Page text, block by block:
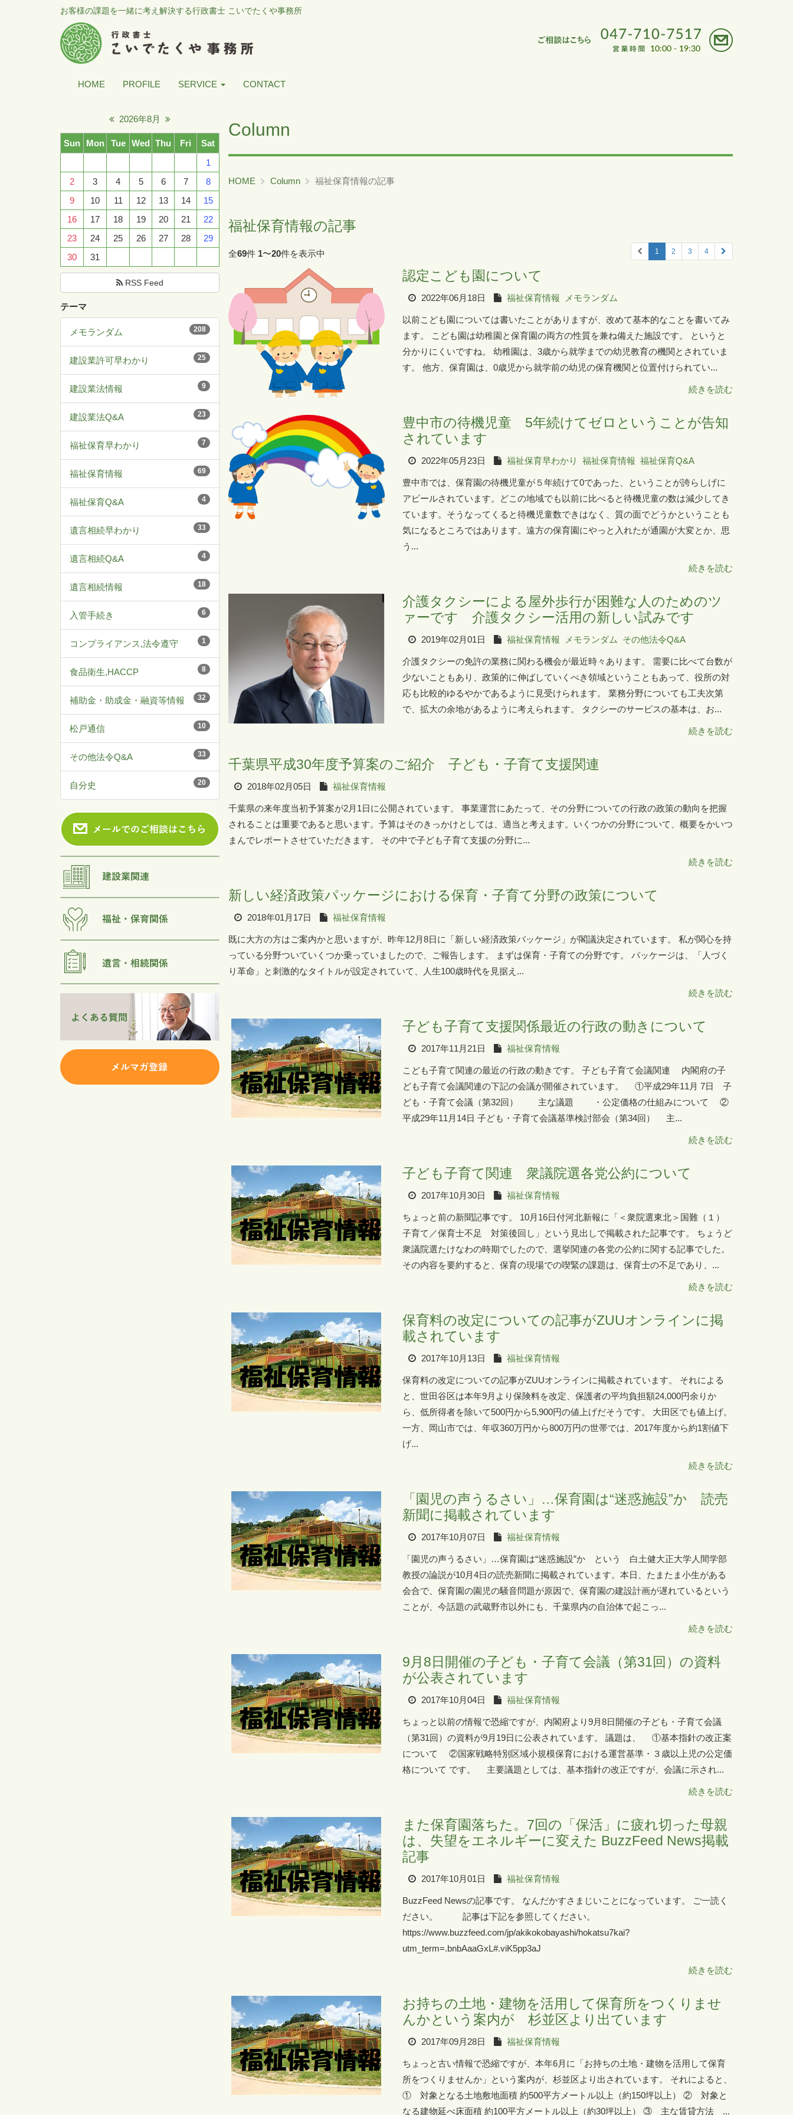
お客様の課題を一緒に考え解決する行政書士 こいでたくや事務所
HOME PROFILE SERVICE CONTACT
2026年8月
Sun Mon Tue Wed Thu Fri
Sat
1
2
3 4 5 6 7
8
9
10 11 12 13 14
15
16
17 18 19 20 21
22
23
24 25 26 27 28
29
30
31
RSS Feed
テーマ
208
メモランダム
25
建設業許可早わかり
9
建設業法情報
23
建設業法Q&A
7
福祉保育早わかり
69
福祉保育情報
4
福祉保育Q&A
33
遺言相続早わかり
4
遺言相続Q&A
18
遺言相続情報
6
入管手続き
1
コンプライアンス,法令遵守
8
食品衛生,HACCP
32
補助金・助成金・融資等情報
10
松戸通信
33
その他法令Q&A
20
自分史
Column
HOME Column 福祉保育情報の記事
福祉保育情報の記事
全69件 1〜20件を表示中 1 2 3 4
認定こども園について
2022年06月18日 福祉保育情報 メモランダム
以前こども園については書いたことがありますが、改めて基本的なことを書いてみ
ます。 こども園は幼稚園と保育園の両方の性質を兼ね備えた施設です。 というと
分かりにくいですね。 幼稚園は、3歳から就学までの幼児教育の機関とされていま
す。 他方、保育園は、0歳児から就学前の幼児の保育機関と位置付けられてい...
続きを読む
豊中市の待機児童 5年続けてゼロということが告知
されています
2022年05月23日 福祉保育早わかり 福祉保育情報 福祉保育Q&A
豊中市では、保育園の待機児童が５年続けて0であった、ということが誇らしげに
アピールされています。どこの地域でも以前に比べると待機児童の数は減少してき
ています。そうなってくると待機児童数できはなく、質の面でどうかということも
気になるところではあります。遠方の保育園にやっと入れたが通園が大変とか、思
う...
続きを読む
介護タクシーによる屋外歩行が困難な人のためのツ
ァーです 介護タクシー活用の新しい試みです
2019年02月01日 福祉保育情報 メモランダム その他法令Q&A
介護タクシーの免許の業務に関わる機会が最近時々あります。 需要に比べて台数が
少ないこともあり、政策的に伸ばしていくべき領域ということもあって、役所の対
応も比較的ゆるやかであるように見受けられます。 業務分野についても工夫次第
で、拡大の余地があるように考えられます。 タクシーのサービスの基本は、お...
続きを読む
千葉県平成30年度予算案のご紹介 子ども・子育て支援関連
2018年02月05日 福祉保育情報
千葉県の来年度当初予算案が2月1日に公開されています。 事業運営にあたって、その分野についての行政の政策の動向を把握
されることは重要であると思います。予算はそのきっかけとしては、適当と考えます。いくつかの分野について、概要をかいつ
まんでレポートさせていただきます。 その中で子ども子育て支援の分野に...
続きを読む
新しい経済政策パッケージにおける保育・子育て分野の政策について
2018年01月17日 福祉保育情報
既に大方の方はご案内かと思いますが、昨年12月8日に「新しい経済政策パッケージ」が閣議決定されています。 私が関心を持
っている分野ついていくつか乗っていましたので、ご報告します。 まずは保育・子育ての分野です。 パッケージは、「人づく
り革命」と刺激的なタイトルが設定されていて、人生100歳時代を見据え...
続きを読む
子ども子育て支援関係最近の行政の動きについて
2017年11月21日 福祉保育情報
こども子育て関連の最近の行政の動きです。 子ども子育て会議関連 内閣府の子
ども子育て会議関連の下記の会議が開催されています。 ①平成29年11月 7日 子
ども・子育て会議（第32回） 主な議題 ・公定価格の仕組みについて ②
平成29年11月14日 子ども・子育て会議基準検討部会（第34回） 主...
続きを読む
子ども子育て関連 衆議院選各党公約について
2017年10月30日 福祉保育情報
ちょっと前の新聞記事です。 10月16日付河北新報に「＜衆院選東北＞国難（１）
子育て／保育士不足 対策後回し」という見出しで掲載された記事です。 ちょうど
衆議院選たけなわの時期でしたので、選挙関連の各党の公約に関する記事でした。
その内容を要約すると、保育の現場での喫緊の課題は、保育士の不足であり、...
続きを読む
保育料の改定についての記事がZUUオンラインに掲
載されています
2017年10月13日 福祉保育情報
保育料の改定についての記事がZUUオンラインに掲載されています。 それによる
と、世田谷区は本年9月より保険料を改定、保護者の平均負担額24,000円余りか
ら、低所得者を除いて500円から5,900円の値上げだそうです。 大田区でも値上げ。
一方、岡山市では、年収360万円から800万円の世帯では、2017年度から約1割値下
げ...
続きを読む
「園児の声うるさい」…保育園は“迷惑施設”か 読売
新聞に掲載されています
2017年10月07日 福祉保育情報
「園児の声うるさい」…保育園は“迷惑施設”か という 白土健大正大学人間学部
教授の論説が10月4日の読売新聞に掲載されています。本日、たまたま小生がある
会合で、保育園の園児の騒音問題が原因で、保育園の建設計画が遅れているという
ことが、今話題の武蔵野市以外にも、千葉県内の自治体で起こっ...
続きを読む
9月8日開催の子ども・子育て会議（第31回）の資料
が公表されています
2017年10月04日 福祉保育情報
ちょっと以前の情報で恐縮ですが、内閣府より9月8日開催の子ども・子育て会議
（第31回）の資料が9月19日に公表されています。 議題は、 ①基本指針の改正案
について ②国家戦略特別区域小規模保育における運営基準・３歳以上児の公定価
格について です。 主要議題としては、基本指針の改正ですが、会議に示され...
続きを読む
また保育園落ちた。7回の「保活」に疲れ切った母親
は、失望をエネルギーに変えた BuzzFeed News掲載
記事
2017年10月01日 福祉保育情報
BuzzFeed Newsの記事です。 なんだかすさまじいことになっています。 ご一読く
ださい。 記事は下記を参照してください。
https://www.buzzfeed.com/jp/akikokobayashi/hokatsu7kai?
utm_term=.bnbAaaGxL#.viK5pp3aJ
続きを読む
お持ちの土地・建物を活用して保育所をつくりませ
んかという案内が 杉並区より出ています
2017年09月28日 福祉保育情報
ちょっと古い情報で恐縮ですが、本年6月に「お持ちの土地・建物を活用して保育
所をつくりませんか」という案内が、杉並区より出されています。 それによると、
① 対象となる土地敷地面積 約500平方メートル以上（約150坪以上） ② 対象と
なる建物延べ床面積 約100平方メートル以上（約30坪以上） ③ 主な賃貸方法 ...